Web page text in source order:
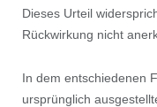
Dieses Urteil
Rückwirkung nicht
In dem entschiedenen
ursprünglich